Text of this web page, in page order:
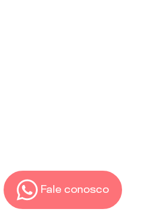
Fale conosco